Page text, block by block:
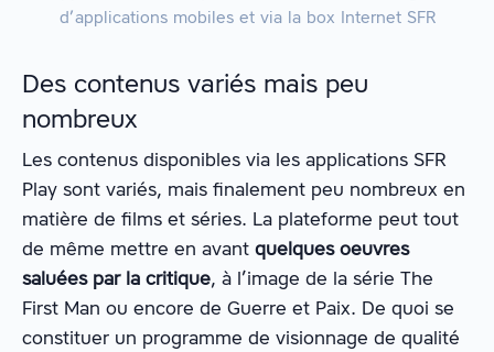
d’applications mobiles et via la box Internet SFR
Des contenus variés mais peu
nombreux
Les contenus disponibles via les applications SFR
Play sont variés, mais finalement peu nombreux en
matière de films et séries. La plateforme peut tout
de même mettre en avant quelques oeuvres
saluées par la critique, à l’image de la série The
First Man ou encore de Guerre et Paix. De quoi se
constituer un programme de visionnage de qualité